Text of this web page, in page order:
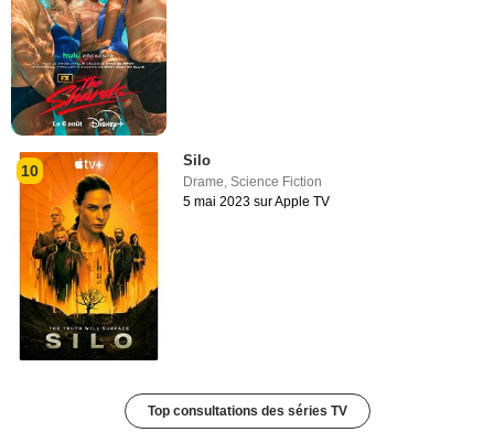
10
Silo
Drame,Science Fiction
5 mai 2023 sur Apple TV
Top consultations des séries TV